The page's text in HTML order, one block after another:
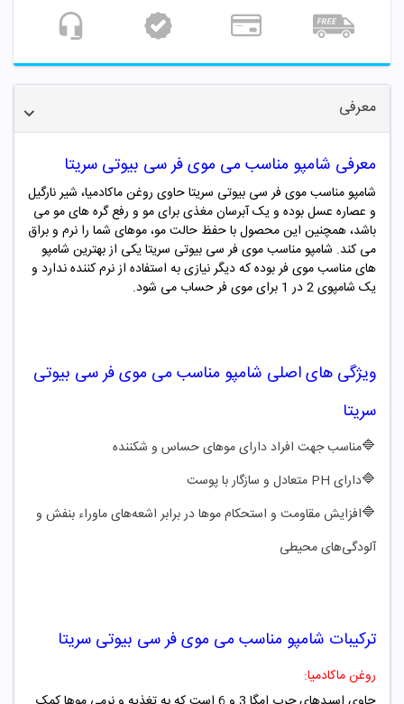
معرفی
معرفی شامپو مناسب می موی فر سی بیوتی سریتا
شامپو مناسب موی فر سی بیوتی سریتا حاوی روغن ماکادمیا، شیر نارگیل
و عصاره عسل بوده و یک آبرسان مغذی برای مو و رفع گره های مو می
باشد، همچنین این محصول با حفظ حالت مو، موهای شما را نرم و براق
می کند. شامپو مناسب موی فر سی بیوتی سریتا یکی از بهترین شامپو
های مناسب موی فر بوده که دیگر نیازی به استفاده از نرم کننده ندارد و
یک شامپوی 2 در 1 برای موی فر حساب می شود.
ویژگی های اصلی شامپو مناسب می موی فر سی بیوتی
سریتا
🔷مناسب جهت افراد دارای موهای حساس و شکننده
🔷دارای PH متعادل و سازگار با پوست
🔷افزایش مقاومت و استحکام موها در برابر اشعه‌های ماوراء بنفش و
آلودگی‌های محیطی
ترکیبات شامپو مناسب می موی فر سی بیوتی سریتا
روغن ماکادمیا: